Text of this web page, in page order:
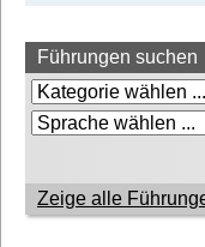
Führungen suchen
Zeige alle